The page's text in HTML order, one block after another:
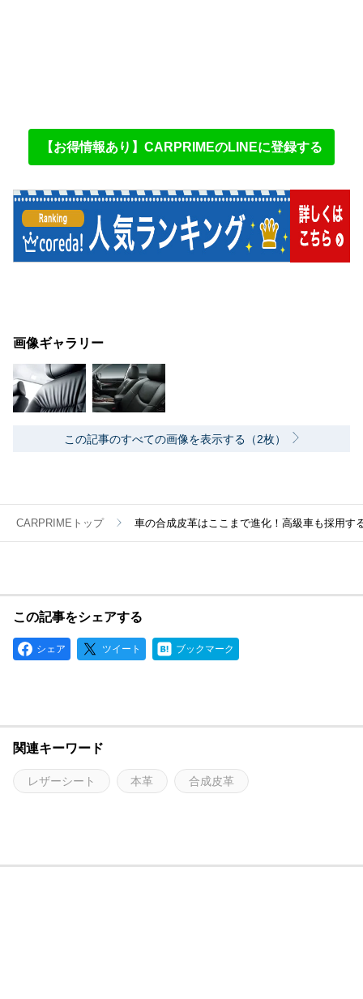
【お得情報あり】CARPRIMEのLINEに登録する
画像ギャラリー
この記事のすべての画像を表示する（2枚）
CARPRIMEトップ 車の合成皮革はここまで進化！高級車も採用す
この記事をシェアする
シェア ツイート ブックマーク
関連キーワード
レザーシート 本革 合成皮革